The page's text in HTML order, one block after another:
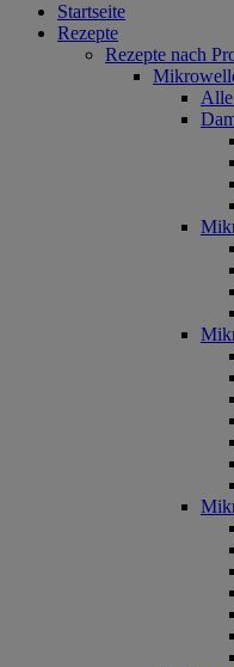
Startseite
Rezepte
Rezepte nach